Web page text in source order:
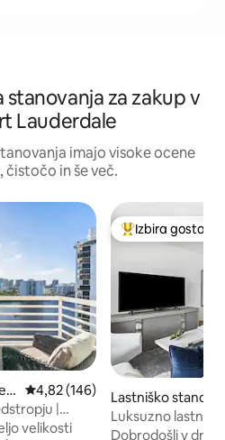
za zakup v
Lauderdale
imajo visoke ocene
čistočo in še več.
Povprečna ocena: 4,82 od 5, št.
4,82 (146)
|
velikosti
Najbolj
Izbira gostov
Lastniško
entralna plaža
Luksuzno
zvezdicami v
Dobrodošli v